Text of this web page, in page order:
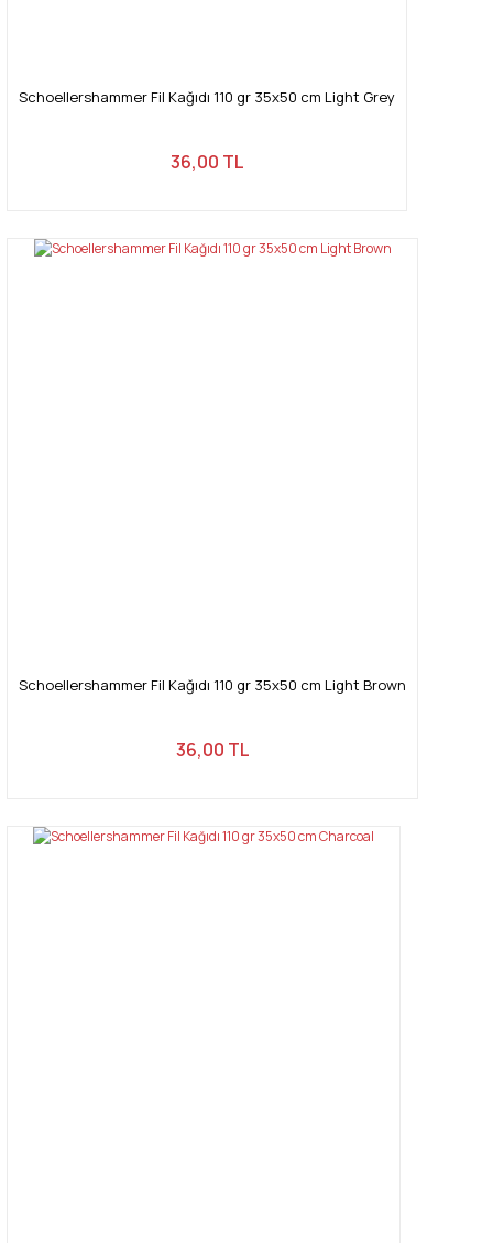
Schoellershammer Fil Kağıdı 110 gr 35x50 cm Light Grey
36,00 TL
Schoellershammer Fil Kağıdı 110 gr 35x50 cm Light Brown
36,00 TL